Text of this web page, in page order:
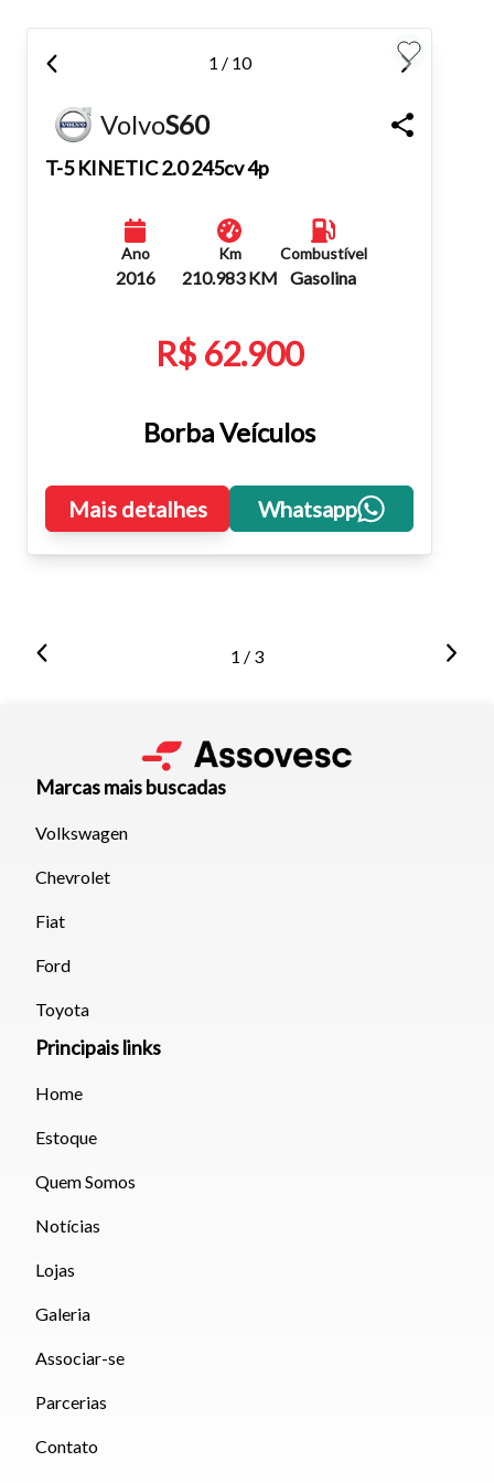
1 / 10
VolvoS60
T-5 KINETIC 2.0 245cv 4p
Ano
2016
Km
210.983 KM
Combustível
Gasolina
R$ 62.900
Borba Veículos
Mais detalhes Whatsapp
1 / 3
Marcas mais buscadas
Volkswagen
Chevrolet
Fiat
Ford
Toyota
Principais links
Home
Estoque
Quem Somos
Notícias
Lojas
Galeria
Associar-se
Parcerias
Contato